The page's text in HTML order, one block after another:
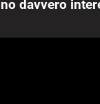
davvero